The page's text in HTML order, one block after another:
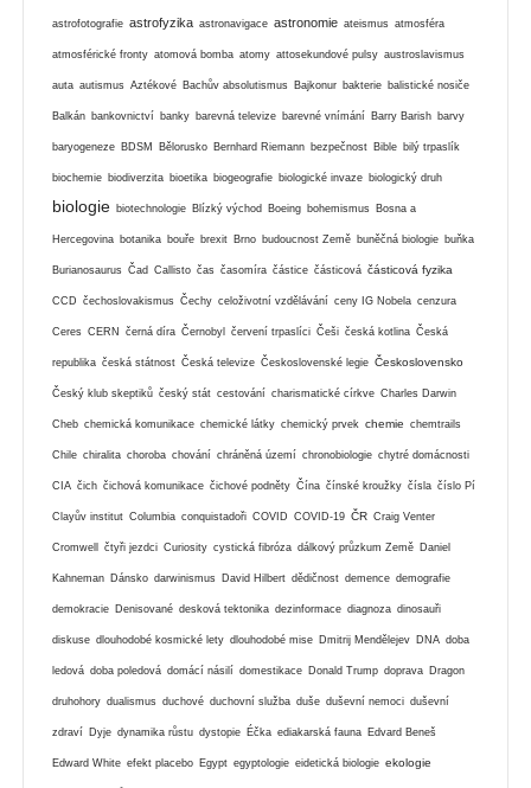
astrofotografie astrofyzika astronavigace astronomie ateismus atmosféra
atmosférické fronty atomová bomba atomy attosekundové pulsy austroslavismus
auta autismus Aztékové Bachův absolutismus Bajkonur bakterie balistické nosiče
Balkán bankovnictví banky barevná televize barevné vnímání Barry Barish barvy
baryogeneze BDSM Bělorusko Bernhard Riemann bezpečnost Bible bilý trpaslík
biochemie biodiverzita bioetika biogeografie biologické invaze biologický druh
biologie biotechnologie Blízký východ Boeing bohemismus Bosna a
Hercegovina botanika bouře brexit Brno budoucnost Země buněčná biologie buňka
Burianosaurus Čad Callisto čas časomíra částice částicová částicová fyzika
CCD čechoslovakismus Čechy celoživotní vzdělávání ceny IG Nobela cenzura
Ceres CERN černá díra Černobyl červení trpaslíci Češi česká kotlina Česká
republika česká státnost Česká televize Československé legie Československo
Český klub skeptiků český stát cestování charismatické církve Charles Darwin
Cheb chemická komunikace chemické látky chemický prvek chemie chemtrails
Chile chiralita choroba chování chráněná území chronobiologie chytré domácnosti
CIA čich čichová komunikace čichové podněty Čína čínské kroužky čísla číslo Pí
Clayův institut Columbia conquistadoři COVID COVID-19 ČR Craig Venter
Cromwell čtyři jezdci Curiosity cystická fibróza dálkový průzkum Země Daniel
Kahneman Dánsko darwinismus David Hilbert dědičnost demence demografie
demokracie Denisované desková tektonika dezinformace diagnoza dinosauři
diskuse dlouhodobé kosmické lety dlouhodobé mise Dmitrij Mendělejev DNA doba
ledová doba poledová domácí násilí domestikace Donald Trump doprava Dragon
druhohory dualismus duchové duchovní služba duše duševní nemoci duševní
zdraví Dyje dynamika růstu dystopie Éčka ediakarská fauna Edvard Beneš
Edward White efekt placebo Egypt egyptologie eidetická biologie ekologie